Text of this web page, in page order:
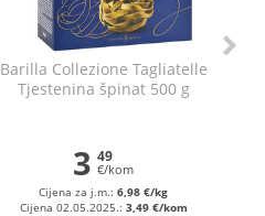
Barilla Collezione Tagliatelle
Tjestenina špinat 500 g
3 49
€/kom
Cijena za j.m.:6,98 €/kg
Cijena 02.05.2025.: 3,49 €/kom